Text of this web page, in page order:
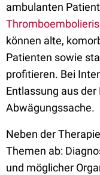
ambulanten
können alte,
Patienten sowie
profitieren. Bei
Entlassung aus der
Abwägungssache.
Neben der
Themen ab:
und möglicher